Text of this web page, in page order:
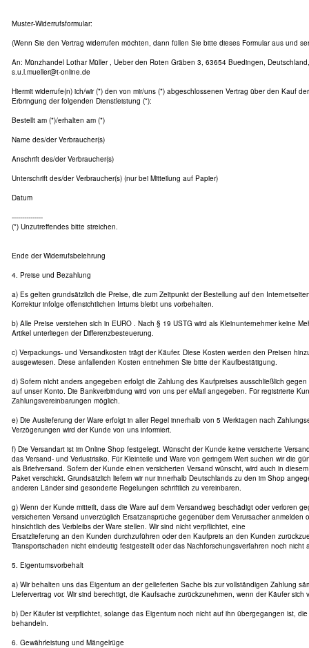
Muster-Widerrufsformular:
(Wenn Sie den Vertrag widerrufen möchten, dann füllen Sie bitte dieses Formular aus und
An: Münzhandel Lothar Müller , Ueber den Roten Gräben 3, 63654 Buedingen,
s.u.l.mueller@t-online.de
Hiermit widerrufe(n) ich/wir (*) den von mir/uns (*) abgeschlossenen Vertrag über den Kauf
Erbringung der folgenden Dienstleistung (*):
Bestellt am (*)/erhalten am (*)
Name des/der Verbraucher(s)
Anschrift des/der Verbraucher(s)
Unterschrift des/der Verbraucher(s) (nur bei Mitteilung auf Papier)
Datum
---------------
(*) Unzutreffendes bitte streichen.
Ende der Widerrufsbelehrung
4. Preise und Bezahlung
a) Es gelten grundsätzlich die Preise, die zum Zeitpunkt der Bestellung auf den
Korrektur infolge offensichtlichen Irrtums bleibt uns vorbehalten.
b) Alle Preise verstehen sich in EURO . Nach § 19 USTG wird als Kleinunternehmer keine
Artikel unterliegen der Differenzbesteuerung.
c) Verpackungs- und Versandkosten trägt der Käufer. Diese Kosten werden den Preisen
ausgewiesen. Diese anfallenden Kosten entnehmen Sie bitte der Kaufbestätigung.
d) Sofern nicht anders angegeben erfolgt die Zahlung des Kaufpreises ausschließlich gegen
auf unser Konto. Die Bankverbindung wird von uns per eMail angegeben. Für registrierte
Zahlungsvereinbarungen möglich.
e) Die Auslieferung der Ware erfolgt in aller Regel innerhalb von 5 Werktagen nach
Verzögerungen wird der Kunde von uns informiert.
f) Die Versandart ist im Online Shop festgelegt. Wünscht der Kunde keine versicherte
das Versand- und Verlustrisiko. Für Kleinteile und Ware von geringem Wert suchen wir die
als Briefversand. Sofern der Kunde einen versicherten Versand wünscht, wird auch in
Paket verschickt. Grundsätzlich liefern wir nur innerhalb Deutschlands zu den im Shop
anderen Länder sind gesonderte Regelungen schriftlich zu vereinbaren.
g) Wenn der Kunde mitteilt, dass die Ware auf dem Versandweg beschädigt oder verloren
versicherten Versand unverzüglich Ersatzansprüche gegenüber dem Verursacher anmelden
hinsichtlich des Verbleibs der Ware stellen. Wir sind nicht verpflichtet, eine
Ersatzlieferung an den Kunden durchzuführen oder den Kaufpreis an den Kunden
Transportschaden nicht eindeutig festgestellt oder das Nachforschungsverfahren noch nicht
5. Eigentumsvorbehalt
a) Wir behalten uns das Eigentum an der gelieferten Sache bis zur vollständigen Zahlung
Liefervertrag vor. Wir sind berechtigt, die Kaufsache zurückzunehmen, wenn der Käufer sich
b) Der Käufer ist verpflichtet, solange das Eigentum noch nicht auf ihn übergegangen ist,
behandeln.
6. Gewährleistung und Mängelrüge